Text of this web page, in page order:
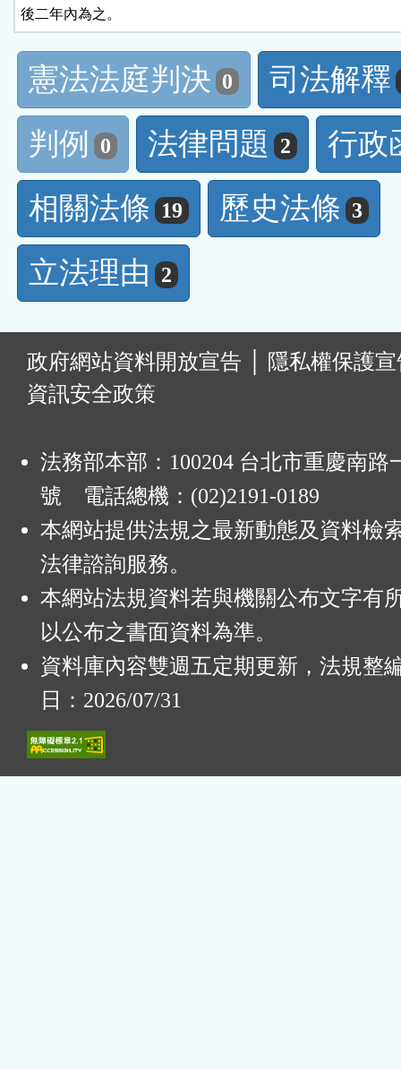
後二年內為之。
憲法法庭判決 0
司法解釋
判例
0 法律問題 2
行政
相關法條
19 歷史法條 3
立法理由 2
政府網站資料開放宣告
隱私權保護
資訊安全政策
法務部本部：100204 台北市重慶南路
號 電話總機：(02)2191-0189
本網站提供法規之最新動態及資料檢
法律諮詢服務。
本網站法規資料若與機關公布文字有
以公布之書面資料為準。
資料庫內容雙週五定期更新，法規整
日：2026/07/31